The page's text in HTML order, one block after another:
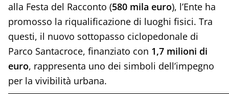
alla Festa del Racconto (580 mila euro), l’Ente ha
promosso la riqualificazione di luoghi fisici. Tra
questi, il nuovo sottopasso ciclopedonale di
Parco Santacroce, finanziato con 1,7 milioni di
euro, rappresenta uno dei simboli dell’impegno
per la vivibilità urbana.